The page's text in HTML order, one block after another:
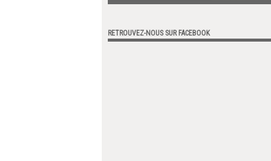
RETROUVEZ-NOUS SUR FACEBOOK